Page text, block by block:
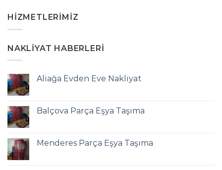
HIZMETLERIMIZ
NAKLIYAT HABERLERI
Aliağa Evden Eve Nakliyat
Balçova Parça Eşya Taşıma
Menderes Parça Eşya Taşıma